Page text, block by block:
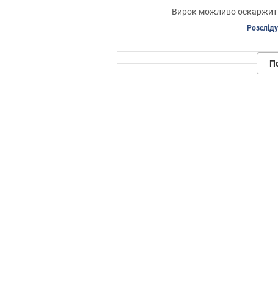
Вирок можливо